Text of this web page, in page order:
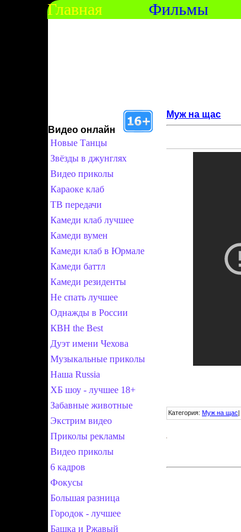
Главная Фильмы
Видео онлайн
Новые Танцы
Звёзды в джунглях
Видео приколы
Караоке клаб
ТВ передачи
Камеди клаб лучшее
Камеди вумен
Камеди клаб в Юрмале
Камеди баттл
Камеди резиденты
Не спать лучшее
Однажды в России
КВН the Best
Дуэт имени Чехова
Музыкальные приколы
Наша Russia
ХБ шоу - лучшее 18+
Забавные животные
Экстрим видео
Приколы рекламы
Видео приколы
6 кадров
Фокусы
Большая разница
Городок - лучшее
Башка и Ржавый
Муж на щас
Категория: Муж на щас|